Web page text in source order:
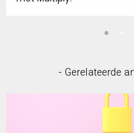
- Gerelateerde